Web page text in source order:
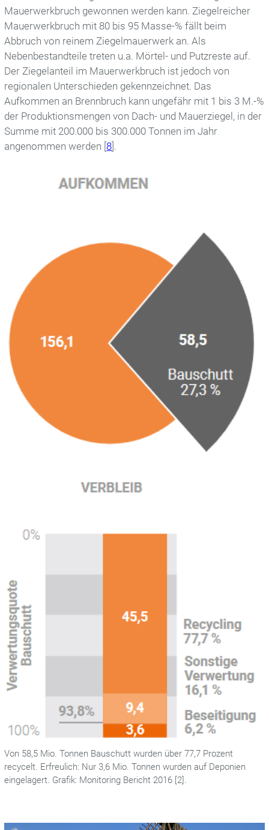
Mauerwerkbruch gewonnen werden kann. Ziegelreicher
Mauerwerkbruch mit 80 bis 95 Masse-% fällt beim
Abbruch von reinem Ziegelmauerwerk an. Als
Nebenbestandteile treten u.a. Mörtel- und Putzreste auf.
Der Ziegelanteil im Mauerwerkbruch ist jedoch von
regionalen Unterschieden gekennzeichnet. Das
Aufkommen an Brennbruch kann ungefähr mit 1 bis 3 M.-%
der Produktionsmengen von Dach- und Mauerziegel, in der
Summe mit 200.000 bis 300.000 Tonnen im Jahr
angenommen werden [ 8 ].
Von 58,5 Mio. Tonnen Bauschutt wurden über 77,7 Prozent
recycelt. Erfreulich: Nur 3,6 Mio. Tonnen wurden auf Deponien
eingelagert. Grafik: Monitoring Bericht 2016 [2].